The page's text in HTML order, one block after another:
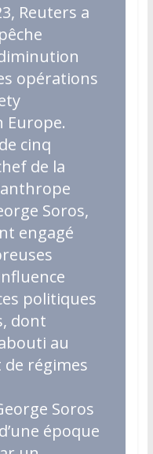
Reuters a
opérations
Europe.
cinq
de la
Soros,
engagé
politiques
dont
au
régimes
Soros
époque